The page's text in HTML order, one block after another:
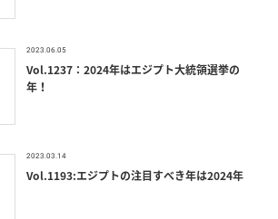
2023.06.05
Vol.1237：2024年はエジプト大統領選挙の
年！
2023.03.14
Vol.1193:エジプトの注目すべき年は2024年